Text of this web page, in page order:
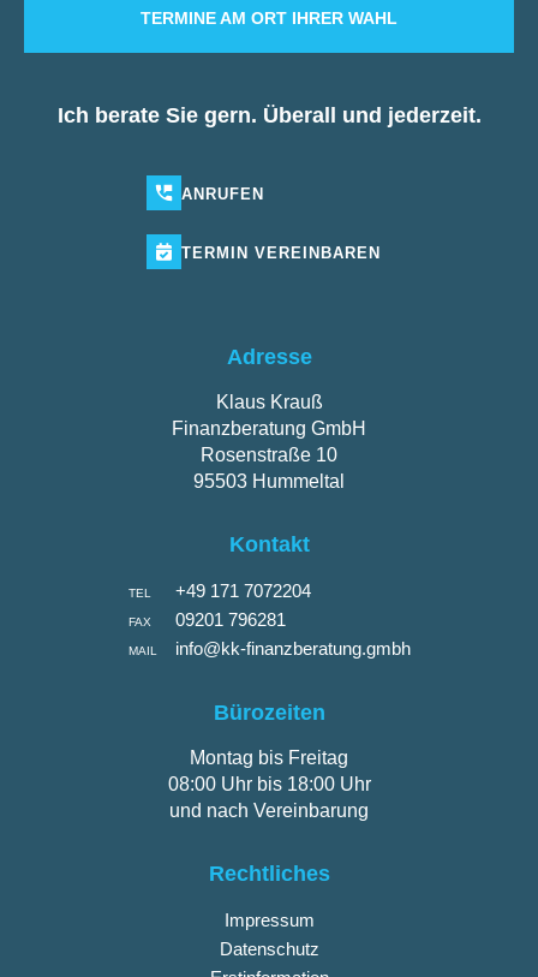
TERMINE AM ORT IHRER WAHL
Ich berate Sie gern. Überall und jederzeit.
ANRUFEN
TERMIN VEREINBAREN
Adresse
Klaus Krauß
Finanzberatung GmbH
Rosenstraße 10
95503 Hummeltal
Kontakt
TEL +49 171 7072204
FAX 09201 796281
MAIL info@kk-finanzberatung.gmbh
Bürozeiten
Montag bis Freitag
08:00 Uhr bis 18:00 Uhr
und nach Vereinbarung
Rechtliches
Impressum
Datenschutz